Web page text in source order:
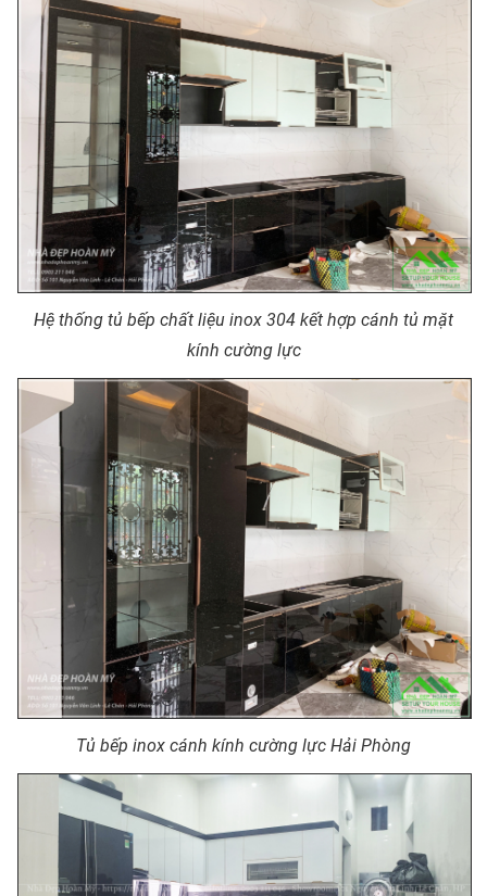
Hệ thống tủ bếp chất liệu inox 304 kết hợp cánh tủ mặt
kính cường lực
Tủ bếp inox cánh kính cường lực Hải Phòng